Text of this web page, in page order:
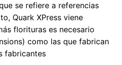
se refiere a referencias
Quark XPress viene
florituras es necesario
como las que fabrican
fabricantes